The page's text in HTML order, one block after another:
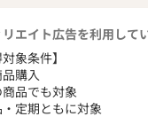
エイト広告を利用して
対象条件】
購入
品でも対象
定期ともに対象